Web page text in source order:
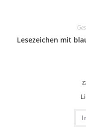
Lesezeichen mit